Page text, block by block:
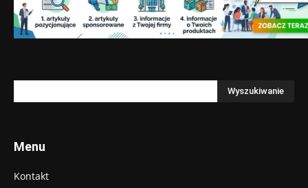
Menu
Kontakt